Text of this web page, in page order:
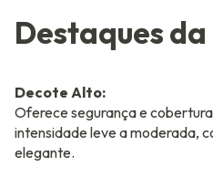
Destaques da
Decote Alto:
Oferece segurança e
intensidade leve a moderada,
elegante.